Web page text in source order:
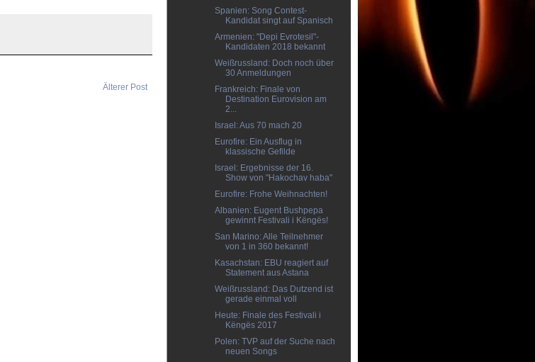
Älterer Post
Spanien: Song Contest-
Kandidat singt auf Spanisch
Armenien: "Depi Evrotesil"-
Kandidaten 2018 bekannt
Weißrussland: Doch noch über
30 Anmeldungen
Frankreich: Finale von
Destination Eurovision am
2...
Israel: Aus 70 mach 20
Eurofire: Ein Ausflug in
klassische Gefilde
Israel: Ergebnisse der 16.
Show von "Hakochav haba"
Eurofire: Frohe Weihnachten!
Albanien: Eugent Bushpepa
gewinnt Festivali i Këngës!
San Marino: Alle Teilnehmer
von 1 in 360 bekannt!
Kasachstan: EBU reagiert auf
Statement aus Astana
Weißrussland: Das Dutzend ist
gerade einmal voll
Heute: Finale des Festivali i
Këngës 2017
Polen: TVP auf der Suche nach
neuen Songs